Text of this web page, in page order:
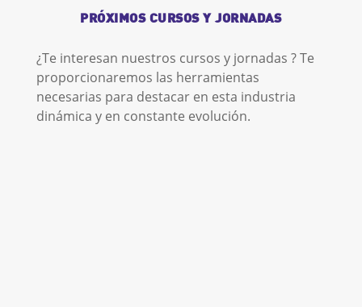
PRÓXIMOS CURSOS Y JORNADAS
¿Te interesan nuestros cursos y jornadas ? Te
proporcionaremos las herramientas
necesarias para destacar en esta industria
dinámica y en constante evolución.